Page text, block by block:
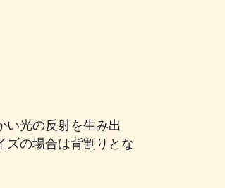
い光の反射を生み出
ズの場合は背割りとな